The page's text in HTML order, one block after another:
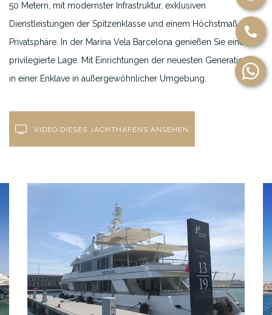
50 Metern, mit modernster Infrastruktur, exklusiven
Dienstleistungen der Spitzenklasse und einem Höchstmaß an
Privatsphäre. In der Marina Vela Barcelona genießen Sie eine
privilegierte Lage. Mit Einrichtungen der neuesten Generation,
in einer Enklave in außergewöhnlicher Umgebung.
VIDEO DIESES JACHTHAFENS ANSEHEN